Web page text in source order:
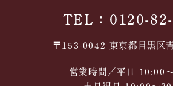
TEL：0120-
〒153-0042 東京都目黒区
営業時間／平日 10:00